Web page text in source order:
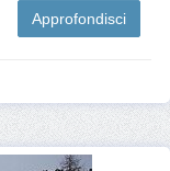
Approfondisci